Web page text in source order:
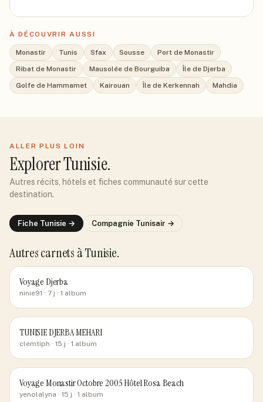
À DÉCOUVRIR AUSSI
Monastir Tunis Sfax Sousse
Port de Monastir
Ribat de Monastir
Mausolée de Bourguiba
Île de Djerba
Golfe de Hammamet
Kairouan Île de Kerkennah Mahdia
ALLER PLUS LOIN
ExplorerTunisie.
Autres récits, hôtels et fiches communauté sur cette
destination.
Fiche Tunisie → Compagnie Tunisair →
Autres carnets à Tunisie.
Voyage Djerba
ninie91 · 7 j · 1 album
TUNISIE DJERBA MEHARI
clemtiph · 15 j · 1 album
Voyage Monastir Octobre 2005 Hôtel Rosa Beach
yenolalyna · 15 j · 1 album